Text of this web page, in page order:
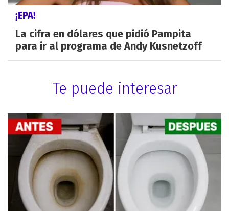
¡EPA!
La cifra en dólares que pidió Pampita
para ir al programa de Andy Kusnetzoff
Te puede interesar